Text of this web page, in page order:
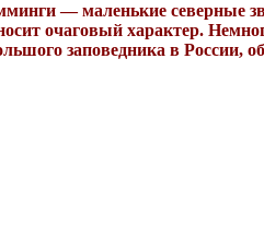
— маленькие северные
очаговый характер.
заповедника в России,